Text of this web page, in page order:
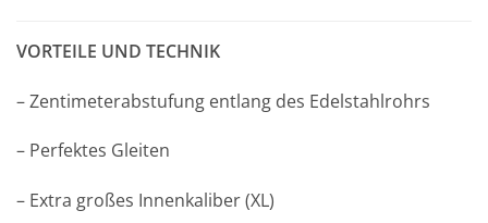
VORTEILE UND TECHNIK
– Zentimeterabstufung entlang des Edelstahlrohrs
– Perfektes Gleiten
– Extra großes Innenkaliber (XL)